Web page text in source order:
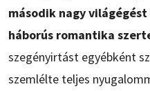
második nagy
háborús romantika
szegényirtást egyébként
szemlélte teljes